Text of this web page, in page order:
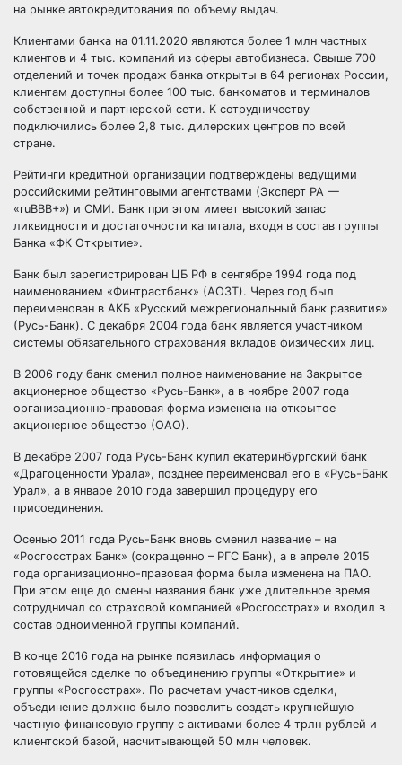
на рынке автокредитования по объему выдач.
Клиентами банка на 01.11.2020 являются более 1 млн частных
клиентов и 4 тыс. компаний из сферы автобизнеса. Свыше 700
отделений и точек продаж банка открыты в 64 регионах России,
клиентам доступны более 100 тыс. банкоматов и терминалов
собственной и партнерской сети. К сотрудничеству
подключились более 2,8 тыс. дилерских центров по всей
стране.
Рейтинги кредитной организации подтверждены ведущими
российскими рейтинговыми агентствами (Эксперт РА —
«ruBBB+») и СМИ. Банк при этом имеет высокий запас
ликвидности и достаточности капитала, входя в состав группы
Банка «ФК Открытие».
Банк был зарегистрирован ЦБ РФ в сентябре 1994 года под
наименованием «Финтрастбанк» (АОЗТ). Через год был
переименован в АКБ «Русский межрегиональный банк развития»
(Русь-Банк). С декабря 2004 года банк является участником
системы обязательного страхования вкладов физических лиц.
В 2006 году банк сменил полное наименование на Закрытое
акционерное общество «Русь-Банк», а в ноябре 2007 года
организационно-правовая форма изменена на открытое
акционерное общество (ОАО).
В декабре 2007 года Русь-Банк купил екатеринбургский банк
«Драгоценности Урала», позднее переименовал его в «Русь-Банк
Урал», а в январе 2010 года завершил процедуру его
присоединения.
Осенью 2011 года Русь-Банк вновь сменил название – на
«Росгосстрах Банк» (сокращенно – РГС Банк), а в апреле 2015
года организационно-правовая форма была изменена на ПАО.
При этом еще до смены названия банк уже длительное время
сотрудничал со страховой компанией «Росгосстрах» и входил в
состав одноименной группы компаний.
В конце 2016 года на рынке появилась информация о
готовящейся сделке по объединению группы «Открытие» и
группы «Росгосстрах». По расчетам участников сделки,
объединение должно было позволить создать крупнейшую
частную финансовую группу с активами более 4 трлн рублей и
клиентской базой, насчитывающей 50 млн человек.